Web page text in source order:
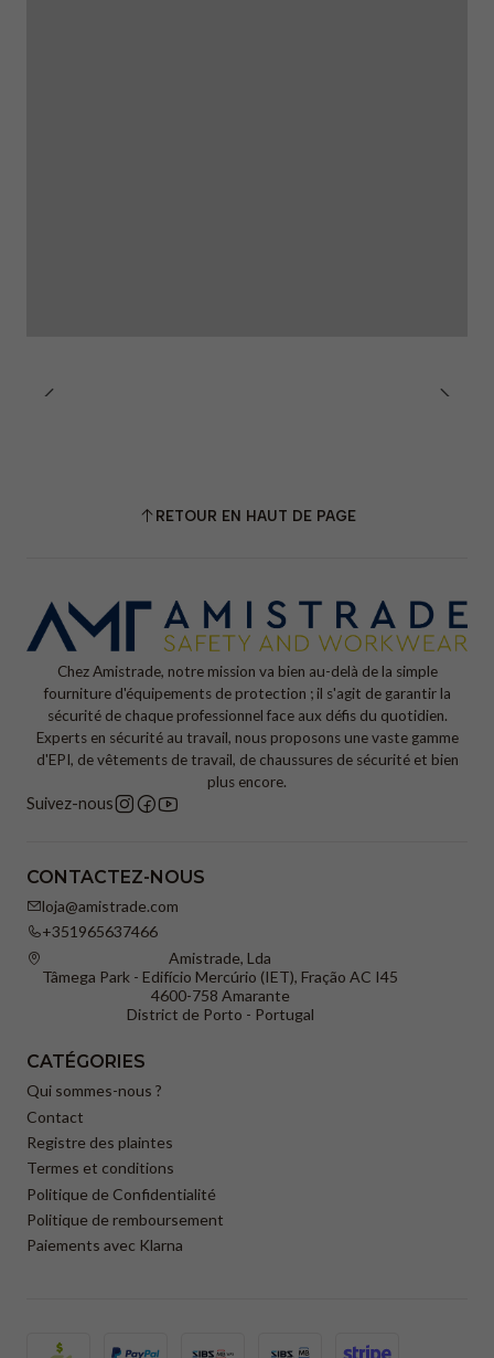
RETOUR EN HAUT DE PAGE
Chez Amistrade, notre mission va bien au-delà de la simple
fourniture d'équipements de protection ; il s'agit de garantir la
sécurité de chaque professionnel face aux défis du quotidien.
Experts en sécurité au travail, nous proposons une vaste gamme
d'EPI, de vêtements de travail, de chaussures de sécurité et bien
plus encore.
Suivez-nous
CONTACTEZ-NOUS
loja@amistrade.com
+351965637466
Amistrade, Lda
Tâmega Park - Edifício Mercúrio (IET), Fração AC I45
4600-758 Amarante
District de Porto - Portugal
CATÉGORIES
Qui sommes-nous ?
Contact
Registre des plaintes
Termes et conditions
Politique de Confidentialité
Politique de remboursement
Paiements avec Klarna